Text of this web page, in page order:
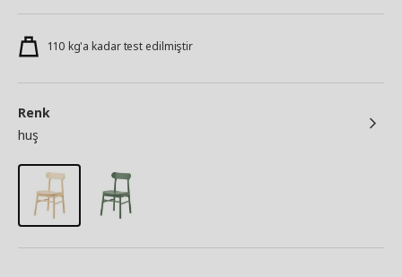
110 kg'a kadar test edilmiştir
Renk
huş